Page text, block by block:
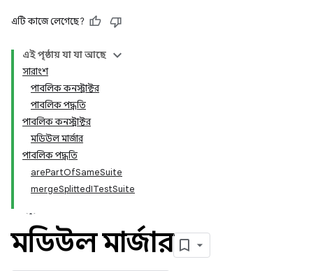
এটি কাজে লেগেছে?
এই পৃষ্ঠায় যা যা আছে
সারাংশ
পাবলিক কনস্ট্রাক্টর
পাবলিক পদ্ধতি
পাবলিক কনস্ট্রাক্টর
মডিউল মার্জার
পাবলিক পদ্ধতি
arePartOfSameSuite
mergeSplittedITestSuite
মডিউল মার্জার